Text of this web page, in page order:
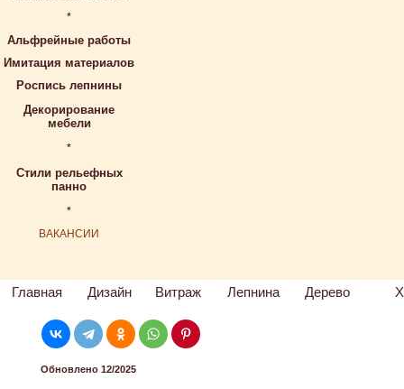
*
Альфрейные работы
Имитация материалов
Роспись лепнины
Декорирование
мебели
*
Стили рельефных
панно
*
ВАКАНСИИ
Главная Дизайн Витраж Лепнина Дерево
Обновлено 12/2025